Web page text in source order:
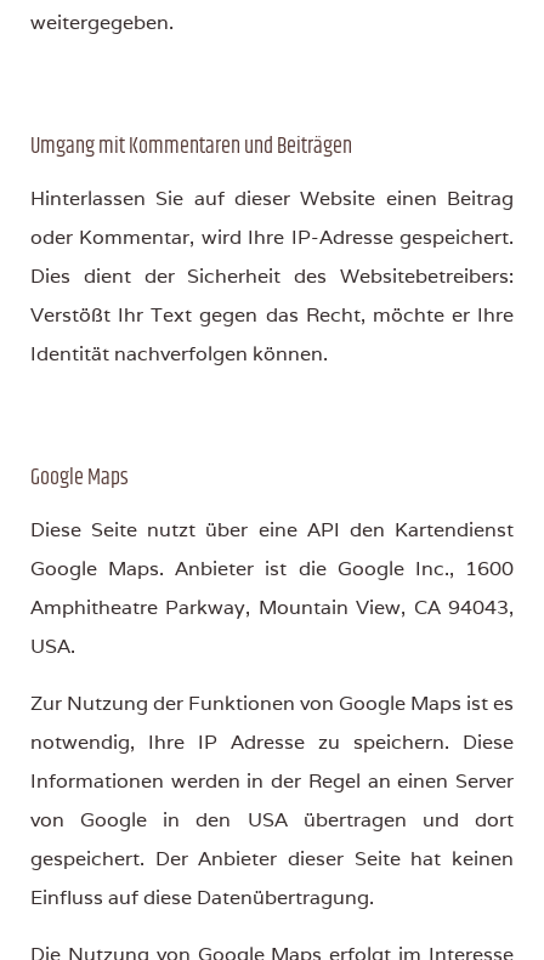
weitergegeben.
Umgang mit Kommentaren und Beiträgen
Hinterlassen Sie auf dieser Website einen Beitrag
oder Kommentar, wird Ihre IP-Adresse gespeichert.
Dies dient der Sicherheit des Websitebetreibers:
Verstößt Ihr Text gegen das Recht, möchte er Ihre
Identität nachverfolgen können.
Google Maps
Diese Seite nutzt über eine API den Kartendienst
Google Maps. Anbieter ist die Google Inc., 1600
Amphitheatre Parkway, Mountain View, CA 94043,
USA.
Zur Nutzung der Funktionen von Google Maps ist es
notwendig, Ihre IP Adresse zu speichern. Diese
Informationen werden in der Regel an einen Server
von Google in den USA übertragen und dort
gespeichert. Der Anbieter dieser Seite hat keinen
Einfluss auf diese Datenübertragung.
Die Nutzung von Google Maps erfolgt im Interesse